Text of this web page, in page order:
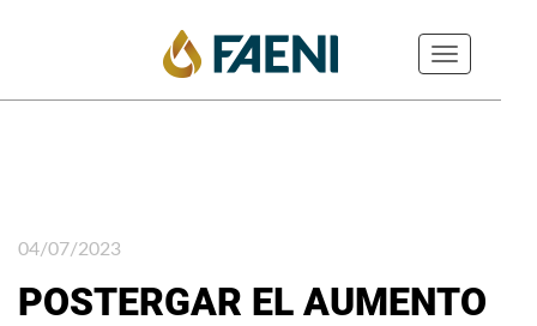
Toggle
navigation
04/07/2023
POSTERGAR EL AUMENTO